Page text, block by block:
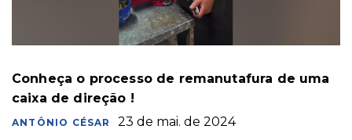
Conheça o processo de remanutafura de uma
caixa de direção !
ANTÔNIO CÉSAR 23 de mai. de 2024